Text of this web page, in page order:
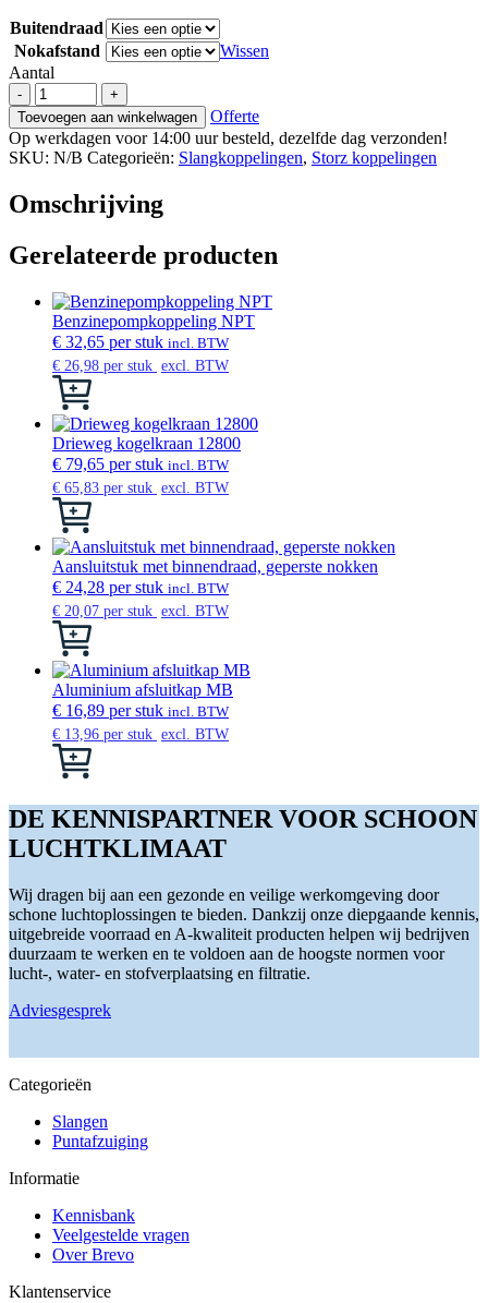
Buitendraad
Nokafstand
Wissen
Aantal
-
Aansluitstuk
met
buitendraad,
geperste
nokken
+
Toevoegen aan winkelwagen
Offerte
Op werkdagen voor 14:00 uur besteld, dezelfde dag verzonden!
SKU: N/B Categorieën: Slangkoppelingen, Storz koppelingen
Omschrijving
Gerelateerde producten
Benzinepompkoppeling NPT
€ 32,65 per stuk incl. BTW
€ 26,98 per stuk excl. BTW
Dit
heeft
meerdere
variaties.
Deze
optie
gekozen
worden
op
de
productpagina
Drieweg kogelkraan 12800
€ 79,65 per stuk incl. BTW
€ 65,83 per stuk excl. BTW
Dit
heeft
meerdere
variaties.
Deze
optie
gekozen
worden
op
de
productpagina
Aansluitstuk met binnendraad, geperste nokken
€ 24,28 per stuk incl. BTW
€ 20,07 per stuk excl. BTW
Dit
heeft
meerdere
variaties.
Deze
optie
worden
op
de
Aluminium afsluitkap MB
€ 16,89 per stuk incl. BTW
€ 13,96 per stuk excl. BTW
Dit
meerdere
variaties.
Deze
kan
gekozen
worden
op
de
productpagina
DE KENNISPARTNER VOOR SCHOON
LUCHTKLIMAAT
Wij dragen bij aan een gezonde en veilige werkomgeving door
schone luchtoplossingen te bieden. Dankzij onze diepgaande kennis,
uitgebreide voorraad en A-kwaliteit producten helpen wij bedrijven
duurzaam te werken en te voldoen aan de hoogste normen voor
lucht-, water- en stofverplaatsing en filtratie.
Adviesgesprek
Categorieën
Slangen
Puntafzuiging
Informatie
Kennisbank
Veelgestelde vragen
Over Brevo
Klantenservice